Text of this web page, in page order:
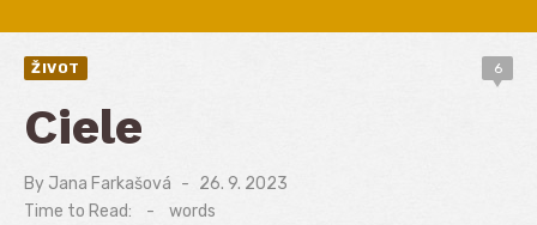
ŽIVOT 6
Ciele
By Jana Farkašová
Posted
on
26. 9. 2023
Time to Read:
- words